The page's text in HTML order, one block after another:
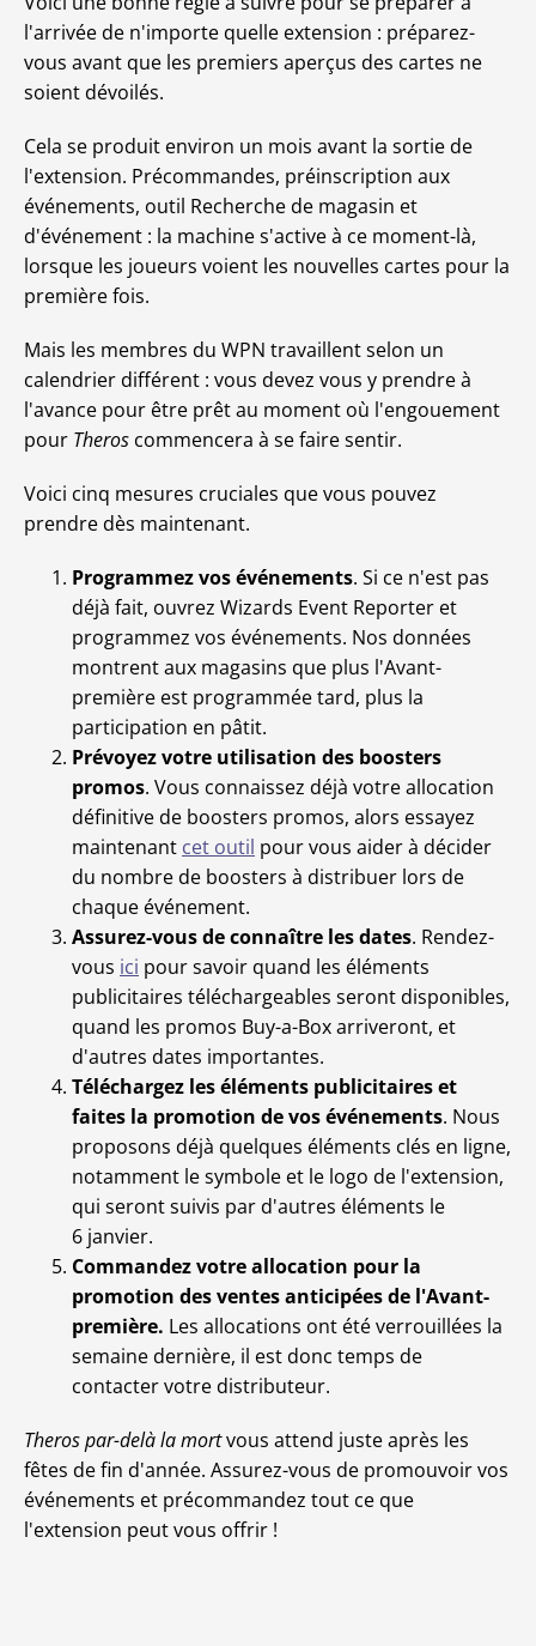
l'arrivée de n'importe quelle extension : préparez-
vous avant que les premiers aperçus des cartes ne
soient dévoilés.
Cela se produit environ un mois avant la sortie de
l'extension. Précommandes, préinscription aux
événements, outil Recherche de magasin et
d'événement : la machine s'active à ce moment-là,
lorsque les joueurs voient les nouvelles cartes pour la
première fois.
Mais les membres du WPN travaillent selon un
calendrier différent : vous devez vous y prendre à
l'avance pour être prêt au moment où l'engouement
pour Theros commencera à se faire sentir.
Voici cinq mesures cruciales que vous pouvez
prendre dès maintenant.
Programmez vos événements. Si ce n'est pas
déjà fait, ouvrez Wizards Event Reporter et
programmez vos événements. Nos données
montrent aux magasins que plus l'Avant-
première est programmée tard, plus la
participation en pâtit.
Prévoyez votre utilisation des boosters
promos. Vous connaissez déjà votre allocation
définitive de boosters promos, alors essayez
maintenant cet outil pour vous aider à décider
du nombre de boosters à distribuer lors de
chaque événement.
Assurez-vous de connaître les dates. Rendez-
vous ici pour savoir quand les éléments
publicitaires téléchargeables seront disponibles,
quand les promos Buy-a-Box arriveront, et
d'autres dates importantes.
Téléchargez les éléments publicitaires et
faites la promotion de vos événements. Nous
proposons déjà quelques éléments clés en ligne,
notamment le symbole et le logo de l'extension,
qui seront suivis par d'autres éléments le
6 janvier.
Commandez votre allocation pour la
promotion des ventes anticipées de l'Avant-
première. Les allocations ont été verrouillées la
semaine dernière, il est donc temps de
contacter votre distributeur.
Theros par-delà la mortvous attend juste après les
fêtes de fin d'année. Assurez-vous de promouvoir vos
événements et précommandez tout ce que
l'extension peut vous offrir !